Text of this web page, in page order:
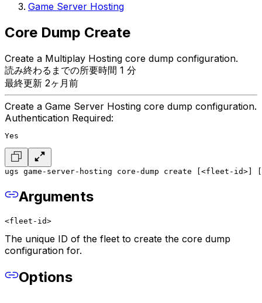
Game Server Hosting
Core Dump Create
Create a Multiplay Hosting core dump configuration.
読み終わるまでの所要時間 1 分
最終更新 2ヶ月前
Create a Game Server Hosting core dump configuration.
Authentication Required:
Yes
ugs game-server-hosting core-dump create [<fleet-id>]
Arguments
<fleet-id>
The unique ID of the fleet to create the core dump
configuration for.
Options